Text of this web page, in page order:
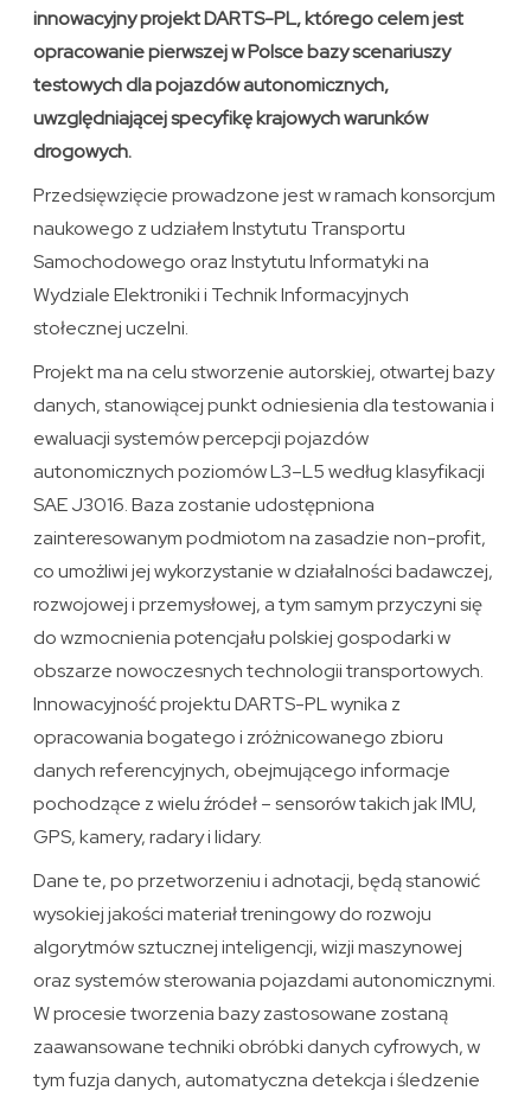
innowacyjny projekt DARTS-PL, którego celem jest
opracowanie pierwszej w Polsce bazy scenariuszy
testowych dla pojazdów autonomicznych,
uwzględniającej specyfikę krajowych warunków
drogowych.
Przedsięwzięcie prowadzone jest w ramach konsorcjum
naukowego z udziałem Instytutu Transportu
Samochodowego oraz Instytutu Informatyki na
Wydziale Elektroniki i Technik Informacyjnych
stołecznej uczelni.
Projekt ma na celu stworzenie autorskiej, otwartej bazy
danych, stanowiącej punkt odniesienia dla testowania i
ewaluacji systemów percepcji pojazdów
autonomicznych poziomów L3–L5 według klasyfikacji
SAE J3016. Baza zostanie udostępniona
zainteresowanym podmiotom na zasadzie non-profit,
co umożliwi jej wykorzystanie w działalności badawczej,
rozwojowej i przemysłowej, a tym samym przyczyni się
do wzmocnienia potencjału polskiej gospodarki w
obszarze nowoczesnych technologii transportowych.
Innowacyjność projektu DARTS-PL wynika z
opracowania bogatego i zróżnicowanego zbioru
danych referencyjnych, obejmującego informacje
pochodzące z wielu źródeł – sensorów takich jak IMU,
GPS, kamery, radary i lidary.
Dane te, po przetworzeniu i adnotacji, będą stanowić
wysokiej jakości materiał treningowy do rozwoju
algorytmów sztucznej inteligencji, wizji maszynowej
oraz systemów sterowania pojazdami autonomicznymi.
W procesie tworzenia bazy zastosowane zostaną
zaawansowane techniki obróbki danych cyfrowych, w
tym fuzja danych, automatyczna detekcja i śledzenie